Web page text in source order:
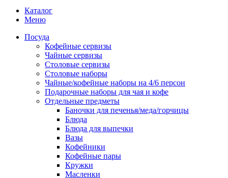
Каталог
Меню
Посуда
Кофейные сервизы
Чайные сервизы
Столовые сервизы
Столовые наборы
Чайные/кофейные наборы на 4/6 персон
Подарочные наборы для чая и кофе
Отдельные предметы
Баночки для печенья/меда/горчицы
Блюда
Блюда для выпечки
Вазы
Кофейники
Кофейные пары
Кружки
Масленки